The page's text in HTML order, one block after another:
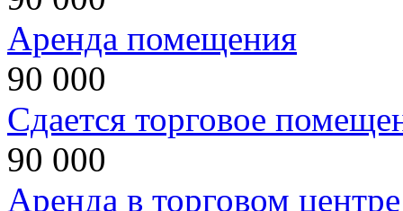
Аренда помещения
90 000
Сдается торговое
90 000
Аренда в торговом центре